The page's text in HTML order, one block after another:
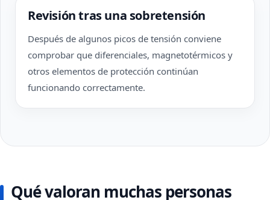
Revisión tras una sobretensión
Después de algunos picos de tensión conviene
comprobar que diferenciales, magnetotérmicos y
otros elementos de protección continúan
funcionando correctamente.
Qué valoran muchas personas